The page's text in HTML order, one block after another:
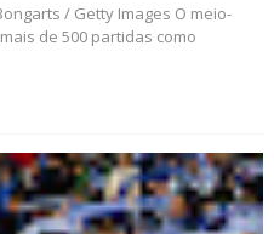
/ Getty Images O meio-
de 500 partidas como